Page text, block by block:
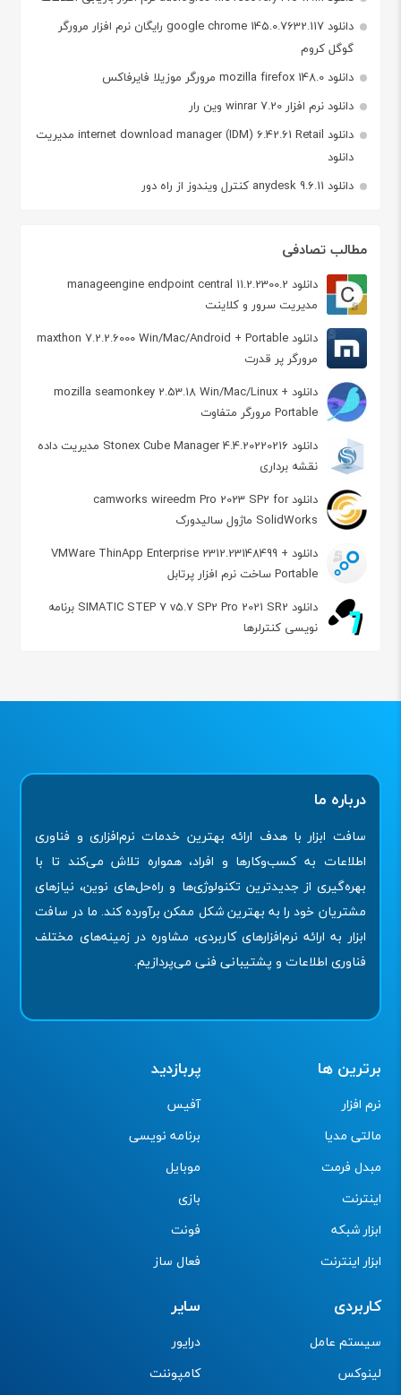
دانلود google chrome 145.0.7632.117 رایگان نرم افزار مرورگر
گوگل کروم
دانلود mozilla firefox 148.0 مرورگر موزیلا فایرفاکس
دانلود نرم افزار winrar 7.20 وین رار
دانلود internet download manager (IDM) 6.42.61 Retail مدیریت
دانلود
دانلود anydesk 9.6.11 کنترل ویندوز از راه دور
مطالب تصادفی
دانلود manageengine endpoint central 11.2.2300.2
مدیریت سرور و کلاینت
دانلود maxthon 7.2.2.6000 Win/Mac/Android + Portable
مرورگر پر قدرت
دانلود mozilla seamonkey 2.53.18 Win/Mac/Linux +
Portable مرورگر متفاوت
دانلود Stonex Cube Manager 4.4.20220216 مدیریت داده
نقشه برداری
دانلود camworks wireedm Pro 2023 SP2 for
SolidWorks ماژول سالیدورک
دانلود VMWare ThinApp Enterprise 2312.23148499 +
Portable ساخت نرم افزار پرتابل
دانلود SIMATIC STEP 7 v5.7 SP2 Pro 2021 SR2 برنامه
نویسی کنترلرها
درباره ما
سافت ابزار با هدف ارائه بهترین خدمات نرم‌افزاری و فناوری
اطلاعات به کسب‌وکارها و افراد، همواره تلاش می‌کند تا با
بهره‌گیری از جدیدترین تکنولوژی‌ها و راه‌حل‌های نوین، نیازهای
مشتریان خود را به بهترین شکل ممکن برآورده کند. ما در سافت
ابزار به ارائه نرم‌افزارهای کاربردی، مشاوره در زمینه‌های مختلف
فناوری اطلاعات و پشتیبانی فنی می‌پردازیم.
برترین ها
نرم افزار
مالتی مدیا
مبدل فرمت
اینترنت
ابزار شبکه
ابزار اینترنت
پربازدید
آفیس
برنامه نویسی
موبایل
بازی
فونت
فعال ساز
کاربردی
سیستم عامل
لینوکس
سایر
درایور
کامپوننت